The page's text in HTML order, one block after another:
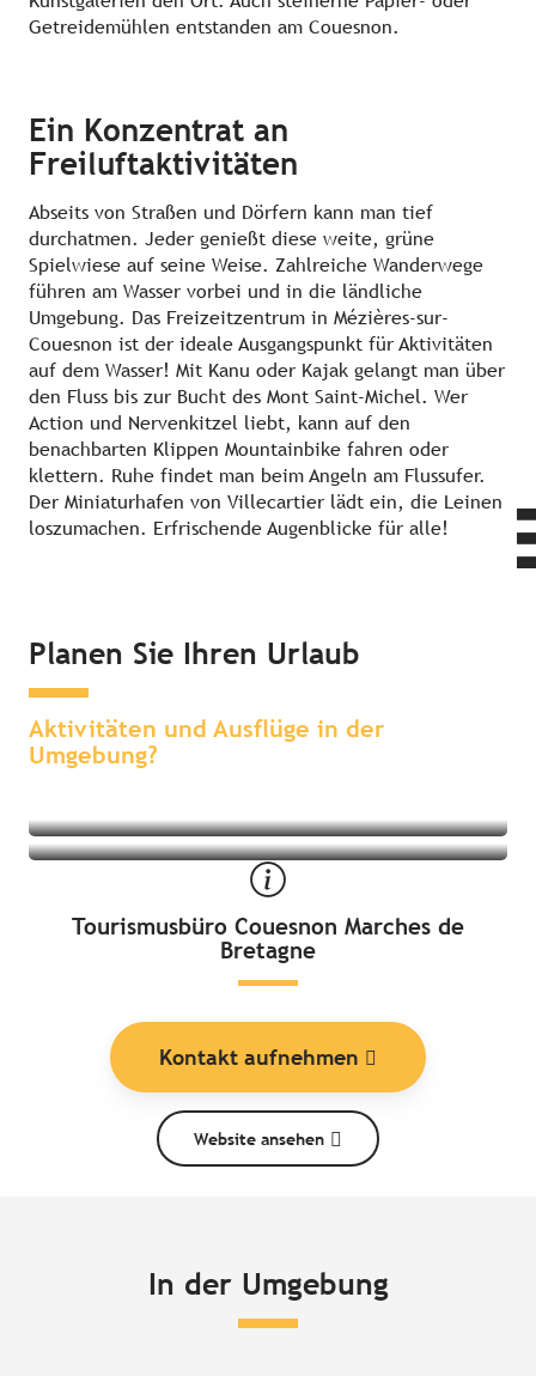
Getreidemühlen entstanden am Couesnon.
Ein Konzentrat an
Freiluftaktivitäten
Abseits von Straßen und Dörfern kann man tief
durchatmen. Jeder genießt diese weite, grüne
Spielwiese auf seine Weise. Zahlreiche Wanderwege
führen am Wasser vorbei und in die ländliche
Umgebung. Das Freizeitzentrum in Mézières-sur-
Couesnon ist der ideale Ausgangspunkt für Aktivitäten
auf dem Wasser! Mit Kanu oder Kajak gelangt man über
den Fluss bis zur Bucht des Mont Saint-Michel. Wer
Action und Nervenkitzel liebt, kann auf den
benachbarten Klippen Mountainbike fahren oder
klettern. Ruhe findet man beim Angeln am Flussufer.
Der Miniaturhafen von Villecartier lädt ein, die Leinen
loszumachen. Erfrischende Augenblicke für alle!
Planen Sie Ihren Urlaub
Aktivitäten und Ausflüge in der
Umgebung?
Übernachten in der Umgebung
Sehenswertes & Erlebnisse in der
Tourismusbüro Couesnon Marches de
Bretagne
Kontakt aufnehmen
Website ansehen
In der Umgebung